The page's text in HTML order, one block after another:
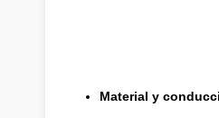
Material y